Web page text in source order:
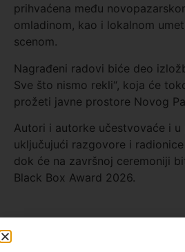
prihvaćena među
omladinom, kao i lokalnom
scenom.
Nagrađeni radovi biće deo
Sve što nismo rekli“, koja će
prožeti javne prostore Novog
Autori i autorke učestvovaće i u
uključujući razgovore i
dok će na završnoj ceremoniji
Black Box Award 2026.